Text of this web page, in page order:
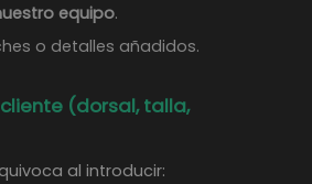
equipo.
o detalles añadidos.
(dorsal, talla,
al introducir: